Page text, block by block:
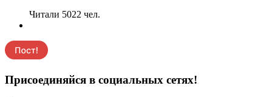
Читали 5022 чел.
Присоединяйся в социальных сетях!